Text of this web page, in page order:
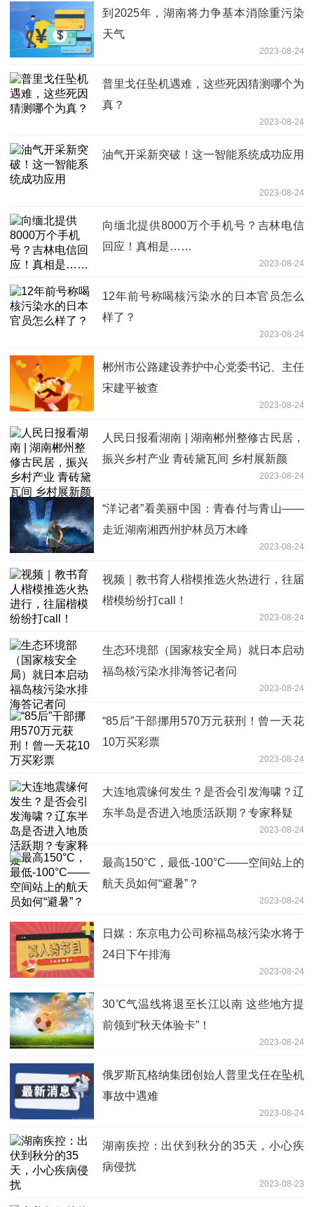
到2025年，湖南将力争基本消除重污染
天气
2023-08-24
普里戈任坠机遇难，这些死因猜测哪个为
真？
2023-08-24
油气开采新突破！这一智能系统成功应用
2023-08-24
向缅北提供8000万个手机号？吉林电信
回应！真相是……
2023-08-24
12年前号称喝核污染水的日本官员怎么
样了？
2023-08-24
郴州市公路建设养护中心党委书记、主任
宋建平被查
2023-08-24
人民日报看湖南 | 湖南郴州整修古民居，
振兴乡村产业 青砖黛瓦间 乡村展新颜
2023-08-24
“洋记者”看美丽中国：青春付与青山——
走近湖南湘西州护林员万木峰
2023-08-24
视频｜教书育人楷模推选火热进行，往届
楷模纷纷打call！
2023-08-24
生态环境部（国家核安全局）就日本启动
福岛核污染水排海答记者问
2023-08-24
“85后”干部挪用570万元获刑！曾一天花
10万买彩票
2023-08-24
大连地震缘何发生？是否会引发海啸？辽
东半岛是否进入地质活跃期？专家释疑
2023-08-24
最高150°C，最低-100°C——空间站上的
航天员如何“避暑”？
2023-08-24
日媒：东京电力公司称福岛核污染水将于
24日下午排海
2023-08-24
30℃气温线将退至长江以南 这些地方提
前领到“秋天体验卡”！
2023-08-24
俄罗斯瓦格纳集团创始人普里戈任在坠机
事故中遇难
2023-08-24
湖南疾控：出伏到秋分的35天，小心疾
病侵扰
2023-08-23